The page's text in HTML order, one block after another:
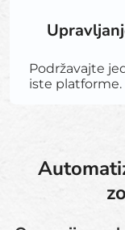
Podržavajte
iste platforme.